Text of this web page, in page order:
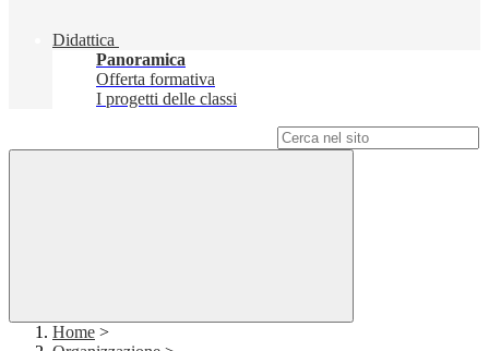
Didattica
Panoramica
Offerta formativa
I progetti delle classi
Home >